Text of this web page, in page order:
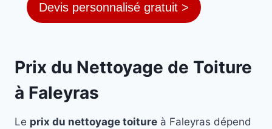
Devis personnalisé gratuit >
Prix du Nettoyage de Toiture
à Faleyras
Le prix du nettoyage toiture à Faleyras dépend